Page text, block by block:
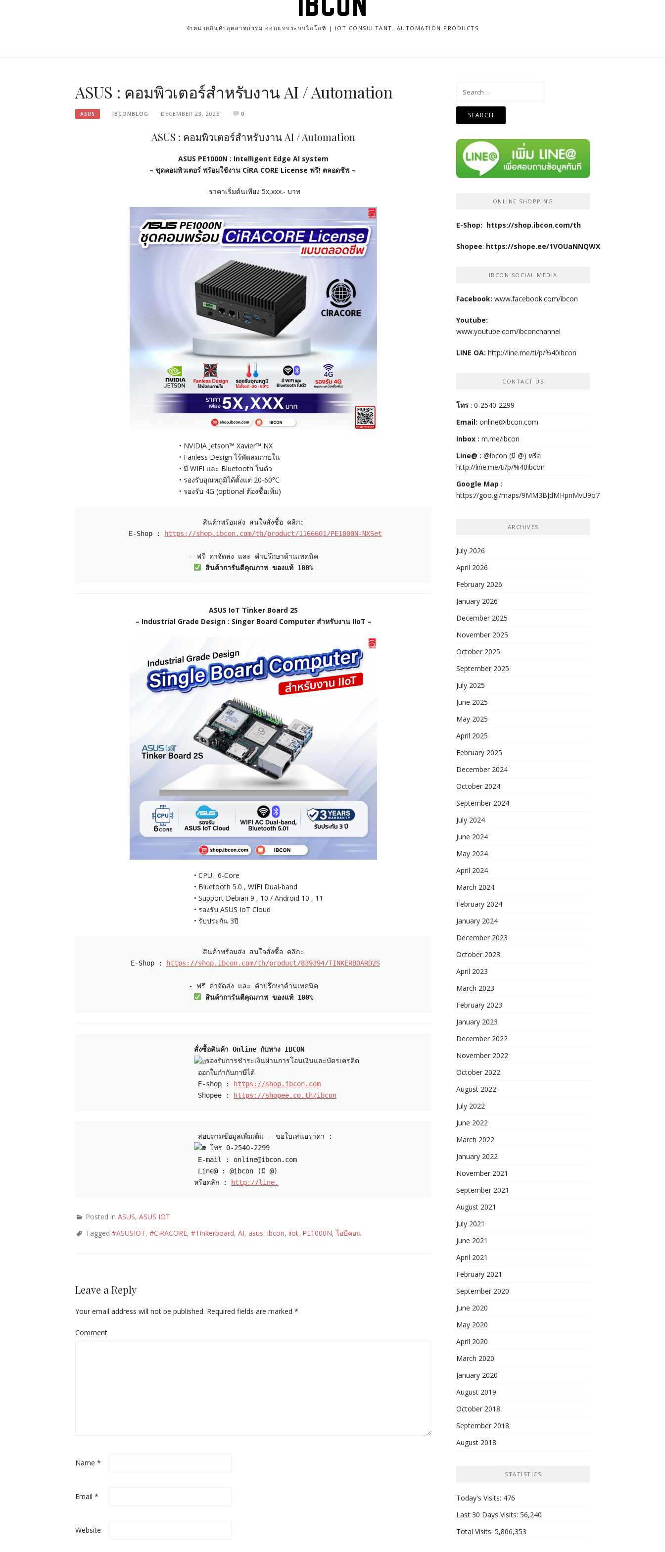
จำหน่ายสินค้าอุตสาหกรรม ออกแบบระบบไอโอที | IOT CONSULTANT, AUTOMATION PRODUCTS
ASUS : คอมพิวเตอร์สำหรับงาน AI / Automation
ASUS IBCONBLOG DECEMBER 23, 2025 0
ASUS : คอมพิวเตอร์สำหรับงาน AI / Automation
ASUS PE1000N : Intelligent Edge AI system
– ชุดคอมพิวเตอร์ พร้อมใช้งาน CiRA CORE License ฟรี! ตลอดชีพ –
ราคาเริ่มต้นเพียง 5x,xxx.- บาท
• NVIDIA Jetson™ Xavier™ NX
• Fanless Design ไร้พัดลมภายใน
• มี WIFI และ Bluetooth ในตัว
• รองรับอุณหภูมิได้ตั้งแต่ 20-60°C
• รองรับ 4G (optional ต้องซื้อเพิ่ม)
E-Shop : https://shop.ibcon.com/th/product/1166601/PE1000N-NXSet
สินค้าการันตีคุณภาพ ของแท้ 100%
ASUS IoT Tinker Board 2S
– Industrial Grade Design : Singer Board Computer สำหรับงาน IIoT –
• CPU : 6-Core
• Bluetooth 5.0 , WIFI Dual-band
• Support Debian 9 , 10 / Android 10 , 11
• รองรับ ASUS IoT Cloud
• รับประกัน 3ปี
E-Shop :
https://shop.ibcon.com/th/product/839394/TINKERBOARD2S
สินค้าการันตีคุณภาพ ของแท้ 100%
สั่งซื้อสินค้า Online กับทาง IBCON
E-shop : https://shop.ibcon.com
Shopee : https://shopee.co.th/ibcon
Line@ : @ibcon (มี @)
หรือคลิก : http://line.
Posted in ASUS, ASUS IOT
Tagged #ASUSIOT, #CiRACORE, #Tinkerboard, AI, asus, ibcon, iiot, PE1000N,ไอบีคอน
Leave a Reply
Your email address will not be published. Required fields are marked *
Comment
Name *
Email *
Website
Search
ONLINE SHOPPING
E-Shop: https://shop.ibcon.com/th
Shopee: https://shope.ee/1VOUaNNQWX
IBCON SOCIAL MEDIA
Facebook: www.facebook.com/ibcon
Youtube:
www.youtube.com/ibconchannel
LINE OA: http://line.me/ti/p/%40ibcon
CONTACT US
โทร : 0-2540-2299
Email: online@ibcon.com
Inbox : m.me/ibcon
Line@ : @ibcon (มี @) หรือ
http://line.me/ti/p/%40ibcon
Google Map :
https://goo.gl/maps/9MM3BJdMHpnMvU9o7
ARCHIVES
July 2026
April 2026
February 2026
January 2026
December 2025
November 2025
October 2025
September 2025
July 2025
June 2025
May 2025
April 2025
February 2025
December 2024
October 2024
September 2024
July 2024
June 2024
May 2024
April 2024
March 2024
February 2024
January 2024
December 2023
October 2023
April 2023
March 2023
February 2023
January 2023
December 2022
November 2022
October 2022
August 2022
July 2022
June 2022
March 2022
January 2022
November 2021
September 2021
August 2021
July 2021
June 2021
April 2021
February 2021
September 2020
June 2020
May 2020
April 2020
March 2020
January 2020
August 2019
October 2018
September 2018
August 2018
STATISTICS
Today's Visits: 476
Last 30 Days Visits: 56,240
Total Visits: 5,806,353